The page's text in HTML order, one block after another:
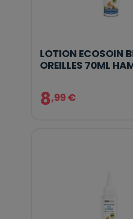
LOTION ECOSOIN
OREILLES 70ML
8,99 €